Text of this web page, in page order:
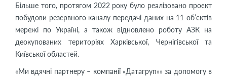
Більше того, протягом 2022 року було реалізовано проєкт
побудови резервного каналу передачі даних на 11 об’єктів
мережі по Україні, а також відновлено роботу АЗК на
деокупованих територіях Харківської, Чернігівської та
Київської областей.
«Ми вдячні партнеру – компанії «Датагруп»» за допомогу в